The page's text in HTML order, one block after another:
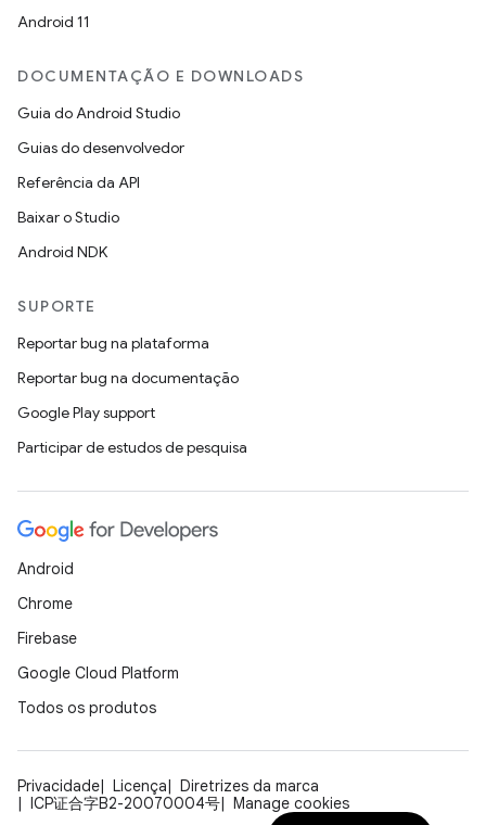
Android 11
DOCUMENTAÇÃO E DOWNLOADS
Guia do Android Studio
Guias do desenvolvedor
Referência da API
Baixar o Studio
Android NDK
SUPORTE
Reportar bug na plataforma
Reportar bug na documentação
Google Play support
Participar de estudos de pesquisa
Android
Chrome
Firebase
Google Cloud Platform
Todos os produtos
Privacidade Licença
Diretrizes da marca
ICP证合字B2-20070004号
Manage cookies